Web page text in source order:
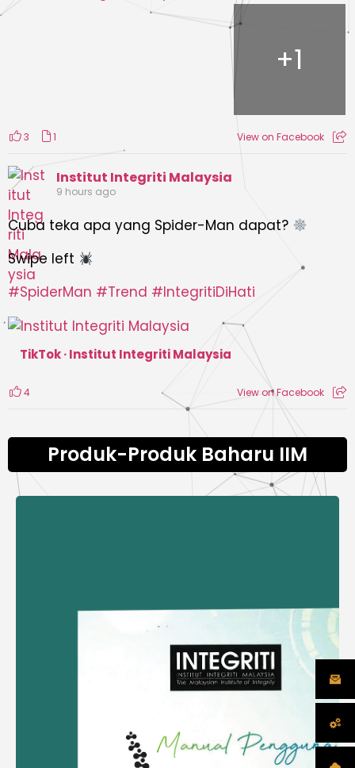
+1
3 1 View on Facebook
Institut Integriti Malaysia
9 hours ago
Cuba teka apa yang Spider-Man dapat?
Swipe left
#SpiderMan #Trend #IntegritiDiHati
TikTok · Institut Integriti Malaysia
4 View on Facebook
Produk-Produk Baharu IIM
Sistem Pengurusan Integriti